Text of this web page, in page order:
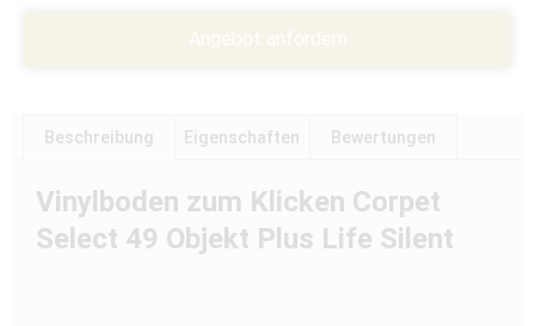
Beschreibung Eigenschaften Bewertungen
Vinylboden zum Klicken Corpet
Select 49 Objekt Plus Life Silent